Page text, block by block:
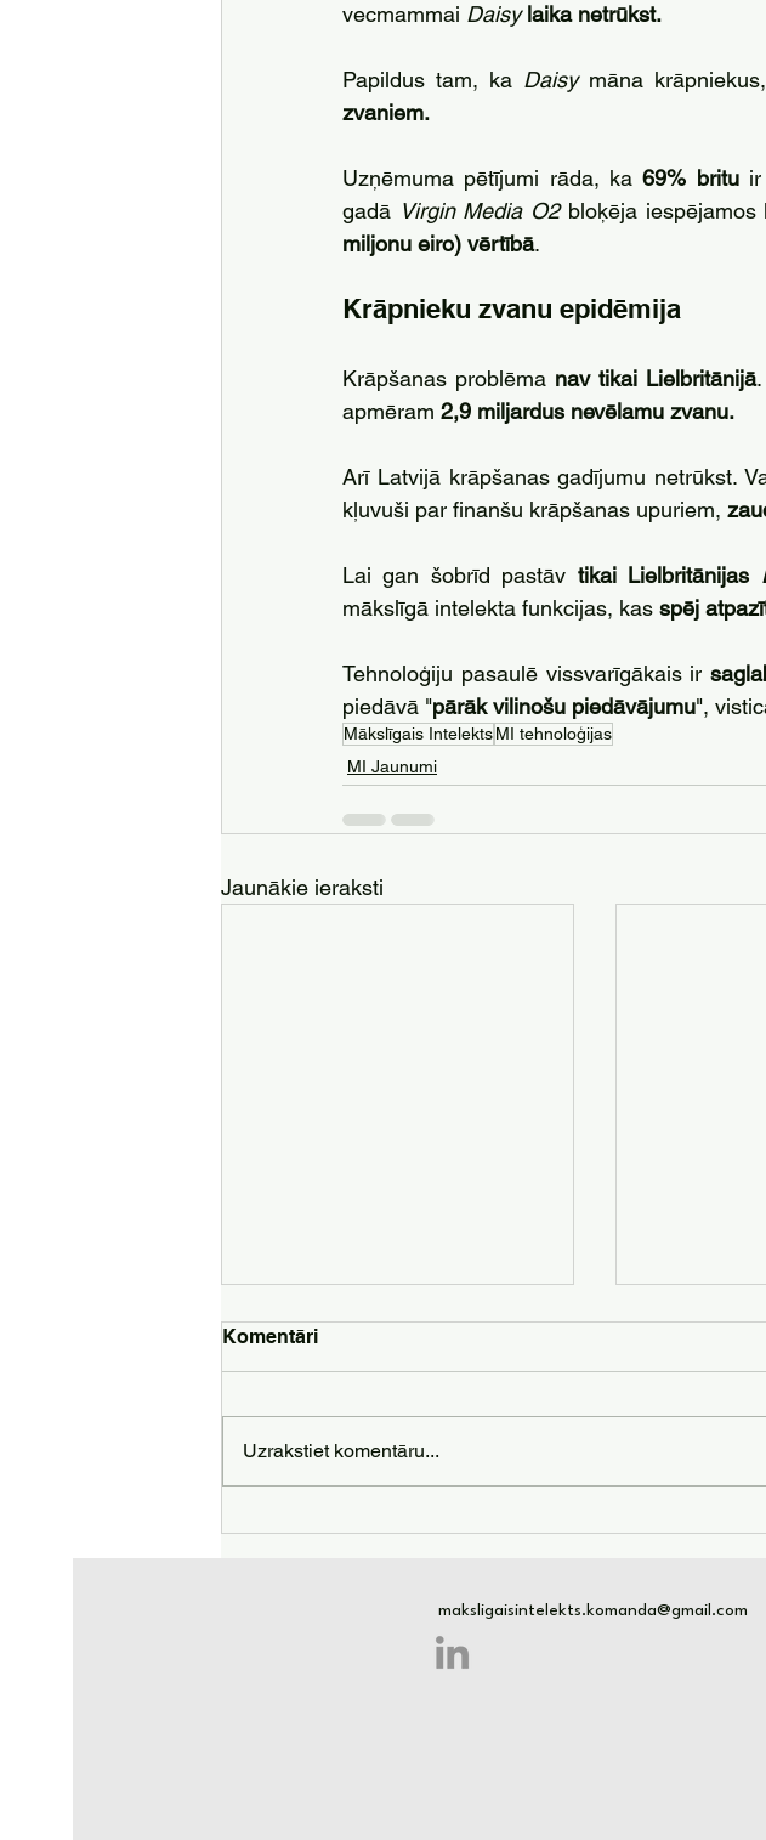
vecmammai Daisy laika netrūkst.
Papildus tam, ka Daisy māna krāpniekus,
zvaniem.
Uzņēmuma pētījumi rāda, ka 69% britu ir
gadā Virgin Media O2 bloķēja iespējamos
miljonu eiro) vērtībā.
Krāpnieku zvanu epidēmija
Krāpšanas problēma nav tikai Lielbritānijā
apmēram 2,9 miljardus nevēlamu zvanu.
Arī Latvijā krāpšanas gadījumu netrūkst.
kļuvuši par finanšu krāpšanas upuriem,
Lai gan šobrīd pastāv tikai Lielbritānijas
mākslīgā intelekta funkcijas, kas spēj
Tehnoloģiju pasaulē vissvarīgākais ir
piedāvā "pārāk vilinošu piedāvājumu",
Mākslīgais IntelektsMI tehnoloģijas
MI Jaunumi
Jaunākie ieraksti
Komentāri
Uzrakstiet komentāru...
maksligaisintelekts.komanda@gmail.com